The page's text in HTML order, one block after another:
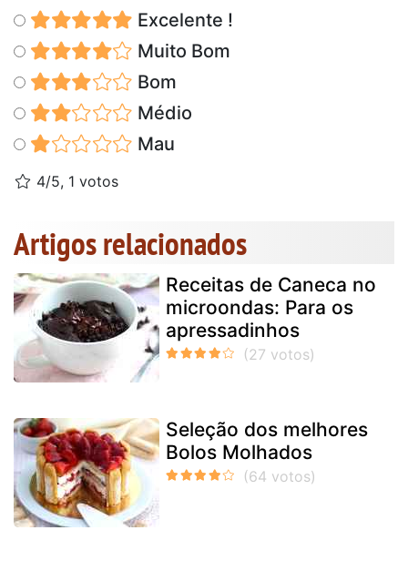
Excelente !
Muito Bom
Bom
Médio
Mau
4/5, 1 votos
Artigos relacionados
Receitas de Caneca no
microondas: Para os
apressadinhos
Seleção dos melhores
Bolos Molhados